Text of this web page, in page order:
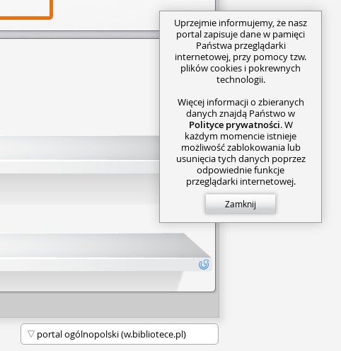
Uprzejmie informujemy, że nasz
portal zapisuje dane w pamięci
Państwa przeglądarki
internetowej, przy pomocy tzw.
plików cookies i pokrewnych
technologii.
Więcej informacji o zbieranych
danych znajdą Państwo w
Polityce prywatności. W
każdym momencie istnieje
możliwość zablokowania lub
usunięcia tych danych poprzez
odpowiednie funkcje
przeglądarki internetowej.
Zamknij